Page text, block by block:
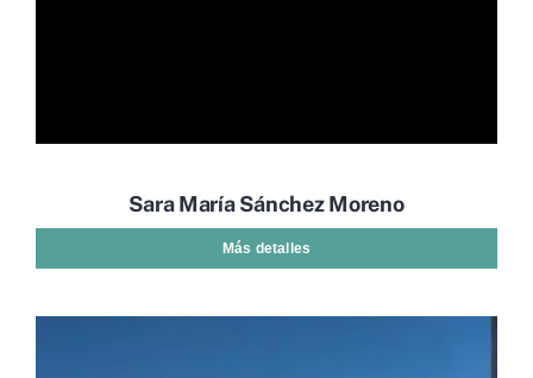
Sara María Sánchez Moreno
Más detalles